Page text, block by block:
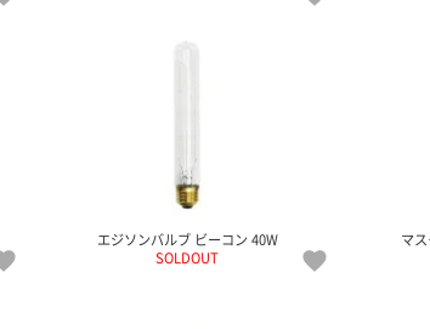
エジソンバルブ ビーコン 40W
SOLDOUT
マ